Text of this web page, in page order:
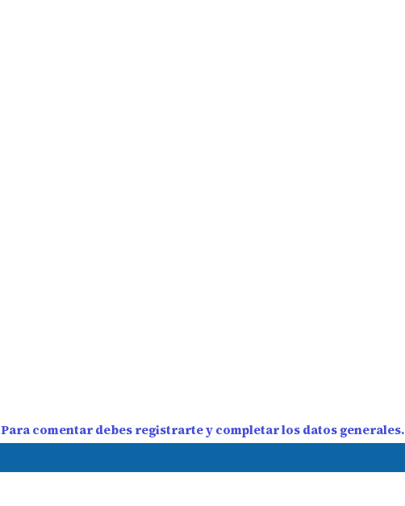
Para comentar debes registrarte y completar los datos generales.